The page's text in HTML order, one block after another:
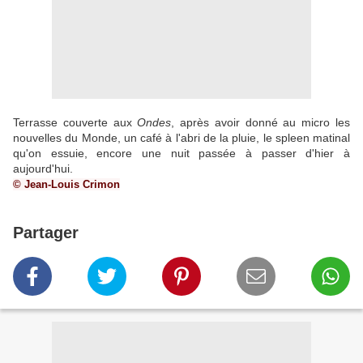
Terrasse couverte auxOndes , après avoir donné au micro les
nouvelles du Monde, un café à l'abri de la pluie, le spleen matinal
qu'on essuie, encore une nuit passée à passer d'hier à
aujourd'hui.
© Jean-Louis Crimon
Partager